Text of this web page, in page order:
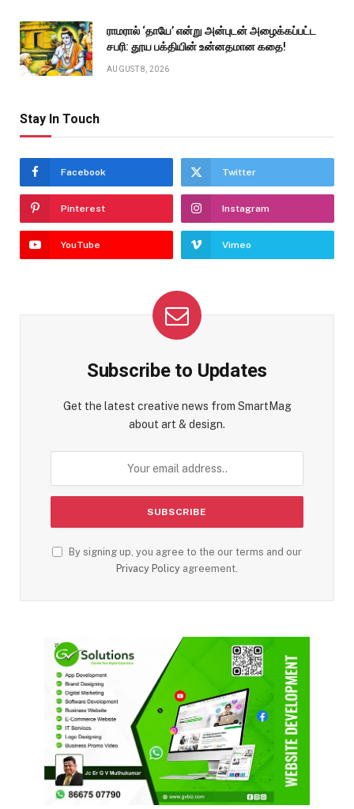
ராமரால் ‘தாயே’ என்று அன்புடன் அழைக்கப்பட்ட
சபரி: தூய பக்தியின் உன்னதமான கதை!
AUGUST 8, 2026
Stay In Touch
Facebook Twitter
Pinterest Instagram
YouTube Vimeo
Subscribe to Updates
Get the latest creative news from SmartMag
about art & design.
By signing up, you agree to the our terms and our
Privacy Policy agreement.